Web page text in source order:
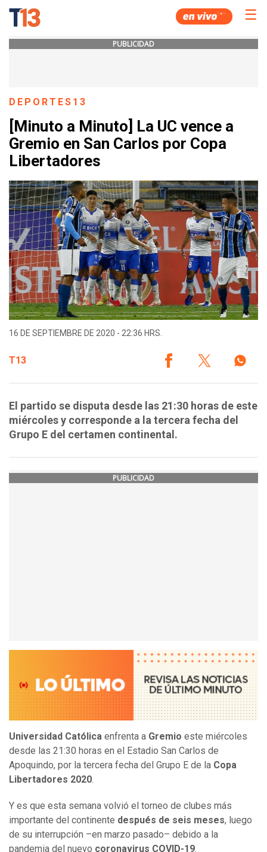
☰
PUBLICIDAD
DEPORTES13
[Minuto a Minuto] La UC vence a
Gremio en San Carlos por Copa
Libertadores
16 DE SEPTIEMBRE DE 2020 - 22:36 HRS.
T13
El partido se disputa desde las 21:30 horas de este
miércoles y corresponde a la tercera fecha del
Grupo E del certamen continental.
PUBLICIDAD
Universidad Católica enfrenta a Gremio este miércoles
desde las 21:30 horas en el Estadio San Carlos de
Apoquindo, por la tercera fecha del Grupo E de la Copa
Libertadores 2020.
Y es que esta semana volvió el torneo de clubes más
importante del continente después de seis meses, luego
de su interrupción –en marzo pasado– debido a la
pandemia del nuevo coronavirus COVID-19.